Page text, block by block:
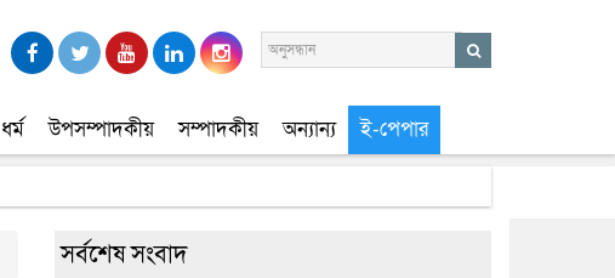
ধর্ম উপসম্পাদকীয় সম্পাদকীয় অন্যান্য ই-পেপার
সর্বশেষ সংবাদ